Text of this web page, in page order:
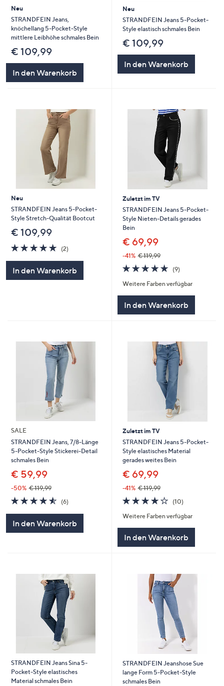
Neu
STRANDFEIN Jeans,
knöchellang 5-Pocket-Style
mittlere Leibhöhe schmales Bein
€ 109,99
In den Warenkorb
Neu
STRANDFEIN Jeans 5-Pocket-
Style elastisch schmales Bein
€ 109,99
In den Warenkorb
Neu
STRANDFEIN Jeans 5-Pocket-
Style Stretch-Qualität Bootcut
€ 109,99
5.0
von
(2)2
In den Warenkorb
Zuletzt im TV
STRANDFEIN Jeans 5-Pocket-
Style Nieten-Details gerades
Bein
€ 69,99
-41% € 119,99
4.7
von
5
(9)9
Weitere Farben verfügbar
In den Warenkorb
SALE
STRANDFEIN Jeans, 7/8-Länge
5-Pocket-Style Stickerei-Detail
schmales Bein
€ 59,99
-50% € 119,99
4.5
von
(6)6
In den Warenkorb
Zuletzt im TV
STRANDFEIN Jeans 5-Pocket-
Style elastisches Material
gerades weites Bein
€ 69,99
-41% € 119,99
4.2
von
5
(10)10
Weitere Farben verfügbar
In den Warenkorb
STRANDFEIN Jeans Sina 5-
Pocket-Style elastisches
Material schmales Bein
STRANDFEIN Jeanshose Sue
lange Form 5-Pocket-Style
schmales Bein